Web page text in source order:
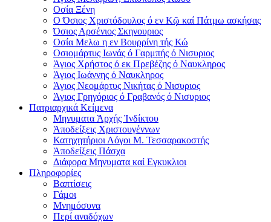
Οσία Ξένη
Ο Όσιος Χριστόδουλος ό εν Κῷ καί Πάτμω ασκήσας
Όσιος Αρσένιος Σκηνουριος
Οσία Μελω η εν Βουρρίνη τής Κώ
Οσιομάρτυς Ιωνάς ό Γαρμπής ό Νισυριος
Άγιος Χρήστος ό εκ Πρεβέζης ό Ναυκληρος
Άγιος Ιωάννης ό Ναυκληρος
Άγιος Νεομάρτυς Νικήτας ό Νισυριος
Άγιος Γρηγόριος ό Γραβανός ό Νισυριος
Πατριαρχικά Κείμενα
Μηνυματα Ὰρχής Ὶνδίκτου
Ὰποδείξεις Χριστουγέννων
Κατηχητήριοι Λόγοι Μ. Τεσσαρακοστής
Ὰποδείξεις Πάσχα
Διάφορα Μηνυματα καί Εγκυκλιοι
Πληροφορίες
Βαπτίσεις
Γάμοι
Μνημόσυνα
Περί αναδόχων